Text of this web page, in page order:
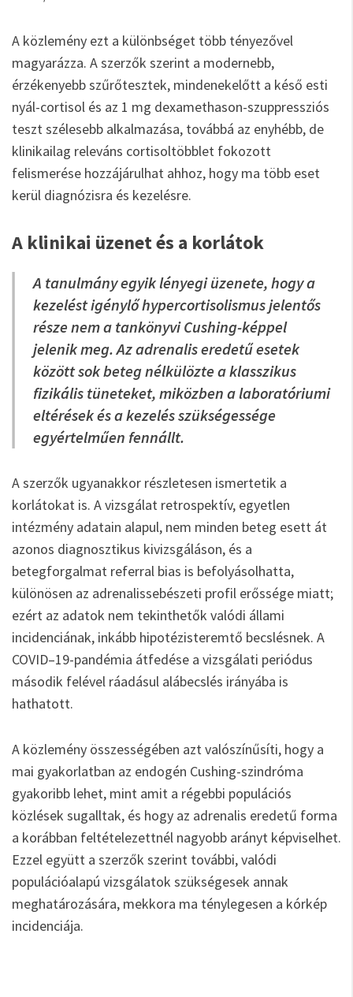
A közlemény ezt a különbséget több tényezővel
magyarázza. A szerzők szerint a modernebb,
érzékenyebb szűrőtesztek, mindenekelőtt a késő esti
nyál-cortisol és az 1 mg dexamethason-szuppressziós
teszt szélesebb alkalmazása, továbbá az enyhébb, de
klinikailag releváns cortisoltöbblet fokozott
felismerése hozzájárulhat ahhoz, hogy ma több eset
kerül diagnózisra és kezelésre.
A klinikai üzenet és a korlátok
A tanulmány egyik lényegi üzenete, hogy a
kezelést igénylő hypercortisolismus jelentős
része nem a tankönyvi Cushing-képpel
jelenik meg. Az adrenalis eredetű esetek
között sok beteg nélkülözte a klasszikus
fizikális tüneteket, miközben a laboratóriumi
eltérések és a kezelés szükségessége
egyértelműen fennállt.
A szerzők ugyanakkor részletesen ismertetik a
korlátokat is. A vizsgálat retrospektív, egyetlen
intézmény adatain alapul, nem minden beteg esett át
azonos diagnosztikus kivizsgáláson, és a
betegforgalmat referral bias is befolyásolhatta,
különösen az adrenalissebészeti profil erőssége miatt;
ezért az adatok nem tekinthetők valódi állami
incidenciának, inkább hipotézisteremtő becslésnek. A
COVID–19-pandémia átfedése a vizsgálati periódus
második felével ráadásul alábecslés irányába is
hathatott.
A közlemény összességében azt valószínűsíti, hogy a
mai gyakorlatban az endogén Cushing-szindróma
gyakoribb lehet, mint amit a régebbi populációs
közlések sugalltak, és hogy az adrenalis eredetű forma
a korábban feltételezettnél nagyobb arányt képviselhet.
Ezzel együtt a szerzők szerint további, valódi
populációalapú vizsgálatok szükségesek annak
meghatározására, mekkora ma ténylegesen a kórkép
incidenciája.